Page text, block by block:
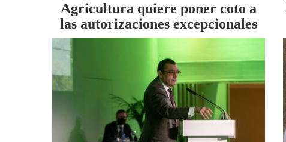
Agricultura quiere poner coto a
las autorizaciones excepcionales